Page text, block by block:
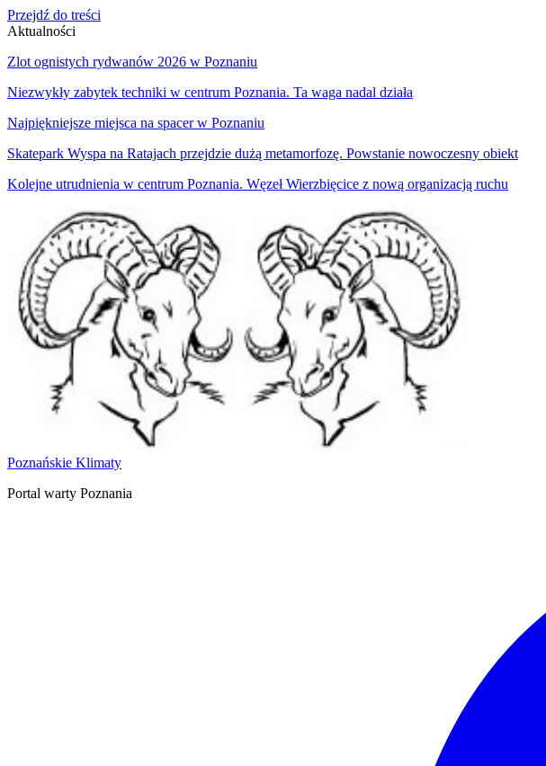
Przejdź do treści
Aktualności
Zlot ognistych rydwanów 2026 w Poznaniu
Niezwykły zabytek techniki w centrum Poznania. Ta waga nadal działa
Najpiękniejsze miejsca na spacer w Poznaniu
Skatepark Wyspa na Ratajach przejdzie dużą metamorfozę. Powstanie nowoczesny obiekt
Kolejne utrudnienia w centrum Poznania. Węzeł Wierzbięcice z nową organizacją ruchu
Poznańskie Klimaty
Portal warty Poznania